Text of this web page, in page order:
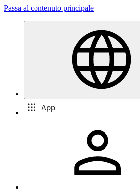
Passa al contenuto principale
App